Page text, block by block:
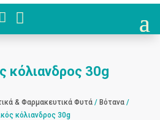
 
κόλιανδρος 30g
& Φαρμακευτικά Φυτά /Βότανα /
κόλιανδρος 30g